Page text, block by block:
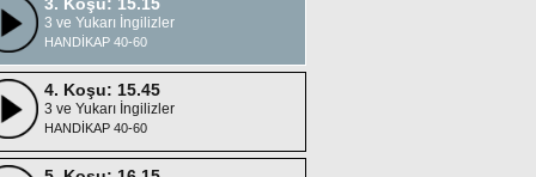
3 ve Yukarı İngilizler
HANDİKAP 40-60
4. Koşu: 15.45
3 ve Yukarı İngilizler
HANDİKAP 40-60